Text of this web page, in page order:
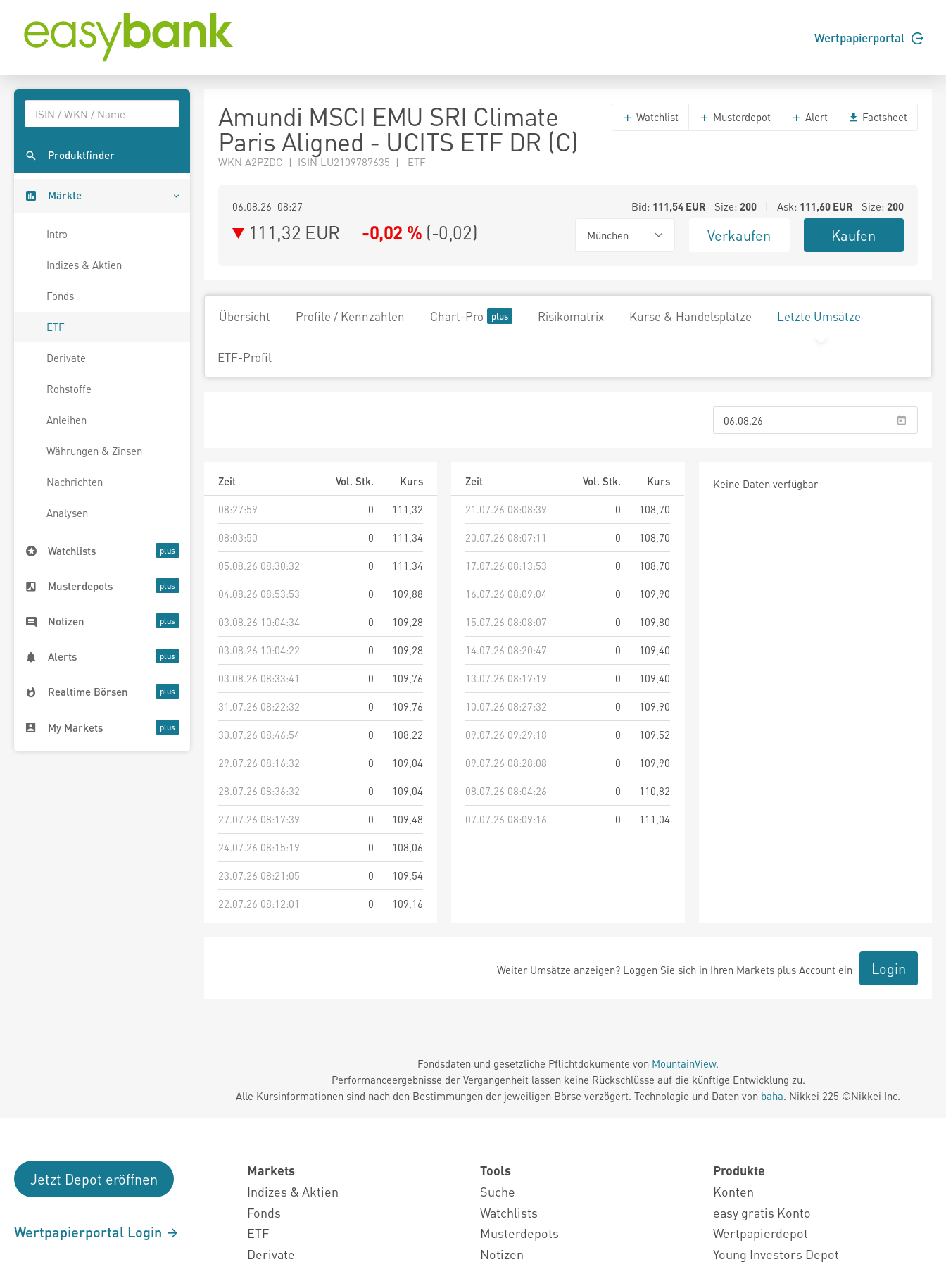
Wertpapierportal
Produktfinder
Märkte
Intro
Indizes & Aktien
Fonds
ETF
Derivate
Rohstoffe
Anleihen
Währungen & Zinsen
Nachrichten
Analysen
Watchlists
Musterdepots
Notizen
Alerts
Realtime Börsen
My Markets
Amundi MSCI EMU SRI Climate
Paris Aligned - UCITS ETF DR (C)
WKN A2PZDC | ISIN LU2109787635 | ETF
Watchlist Musterdepot Alert Factsheet
06.08.26 08:27 Bid: 111,54EUR Size: 200| Ask: 111,60EUR Size: 200
111,32 EUR -0,02 % (-0,02) München Verkaufen Kaufen
Übersicht Profile / Kennzahlen Chart-Pro Risikomatrix Kurse & Handelsplätze Letzte Umsätze
ETF-Profil
Zeit Vol. Stk.
Kurs
08:27:59
0
111,32
08:03:50
0
111,34
05.08.26 08:30:32
0
111,34
04.08.26 08:53:53
0
109,88
03.08.26 10:04:34
0
109,28
03.08.26 10:04:22
0
109,28
03.08.26 08:33:41
0
109,76
31.07.26 08:22:32
0
109,76
30.07.26 08:46:54
0
108,22
29.07.26 08:16:32
0
109,04
28.07.26 08:36:32
0
109,04
27.07.26 08:17:39
0
109,48
24.07.26 08:15:19
0
108,06
23.07.26 08:21:05
0
109,54
22.07.26 08:12:01
0 109,16
Zeit Vol. Stk.
Kurs
21.07.26 08:08:39
0
108,70
20.07.26 08:07:11
0
108,70
17.07.26 08:13:53
0
108,70
16.07.26 08:09:04
0
109,90
15.07.26 08:08:07
0
109,80
14.07.26 08:20:47
0
109,40
13.07.26 08:17:19
0
109,40
10.07.26 08:27:32
0
109,90
09.07.26 09:29:18
0
109,52
09.07.26 08:28:08
0
109,90
08.07.26 08:04:26
0
110,82
07.07.26 08:09:16
0 111,04
Keine Daten verfügbar
Weiter Umsätze anzeigen? Loggen Sie sich in Ihren Markets plus Account ein Login
Fondsdaten und gesetzliche Pflichtdokumente von MountainView.
Performanceergebnisse der Vergangenheit lassen keine Rückschlüsse auf die künftige Entwicklung zu.
Alle Kursinformationen sind nach den Bestimmungen der jeweiligen Börse verzögert. Technologie und Daten von baha. Nikkei 225 ©Nikkei Inc.
Jetzt Depot eröffnen
Wertpapierportal Login
Markets
Indizes & Aktien
Fonds
ETF
Derivate
Tools
Suche
Watchlists
Musterdepots
Notizen
Produkte
Konten
easy gratis Konto
Wertpapierdepot
Young Investors Depot